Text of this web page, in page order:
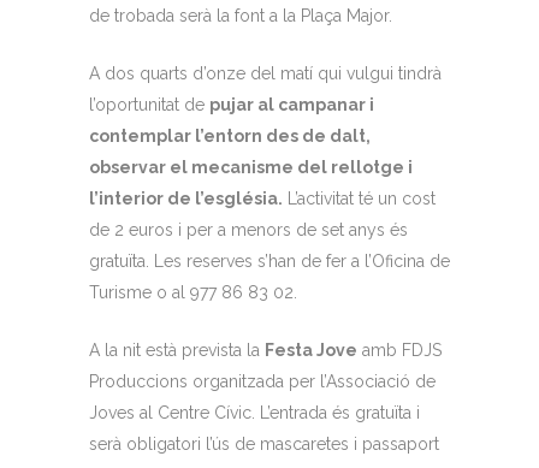
de trobada serà la font a la Plaça Major.
A dos quarts d’onze del matí qui vulgui tindrà
l’oportunitat de pujar al campanar i
contemplar l’entorn des de dalt,
observar el mecanisme del rellotge i
l’interior de l’església. L’activitat té un cost
de 2 euros i per a menors de set anys és
gratuïta. Les reserves s’han de fer a l’Oficina de
Turisme o al 977 86 83 02.
A la nit està prevista la Festa Jove amb FDJS
Produccions organitzada per l’Associació de
Joves al Centre Cívic. L’entrada és gratuïta i
serà obligatori l’ús de mascaretes i passaport